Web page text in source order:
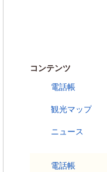
コンテンツ
電話帳
観光マップ
ニュース
電話帳